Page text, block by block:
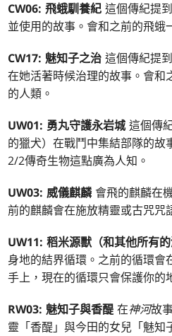
CW06: 飛蛾馴養紀 這個傳紀提
並使用的故事。會和之前的飛蛾
CW17: 魅知子之治 這個傳紀提
在她活著時候治理的故事。會
的人類。
UW01: 勇丸守護永岩城這個傳
的獵犬）在戰鬥中集結部隊的故
2/2傳奇生物這點廣為人知。
UW03: 威儀麒麟會飛的麒麟在
前的麒麟會在施放精靈或古咒咒
UW11: 稻米源獸（和其他所有的
身地的結界循環。之前的循環會
手上，現在的循環只會保護你的
RW03: 魅知子與香醍 在神河故
靈「香醍」與今田的女兒「魅知